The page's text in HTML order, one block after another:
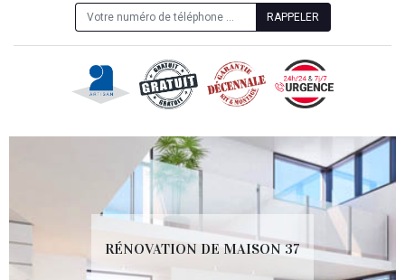
RÉNOVATION DE MAISON 37